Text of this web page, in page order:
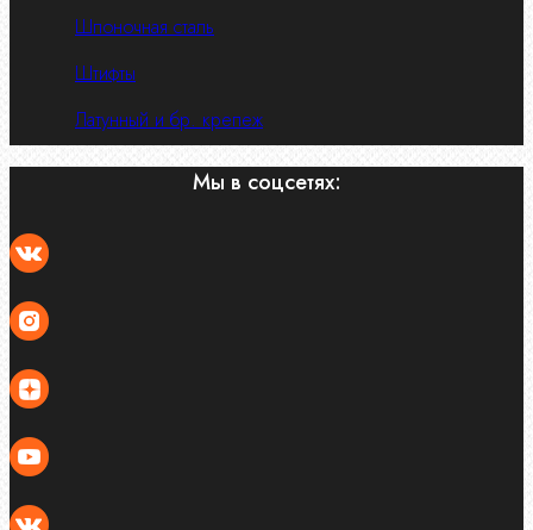
Шпоночная сталь
Штифты
Латунный и бр. крепеж
Мы в соцсетях: